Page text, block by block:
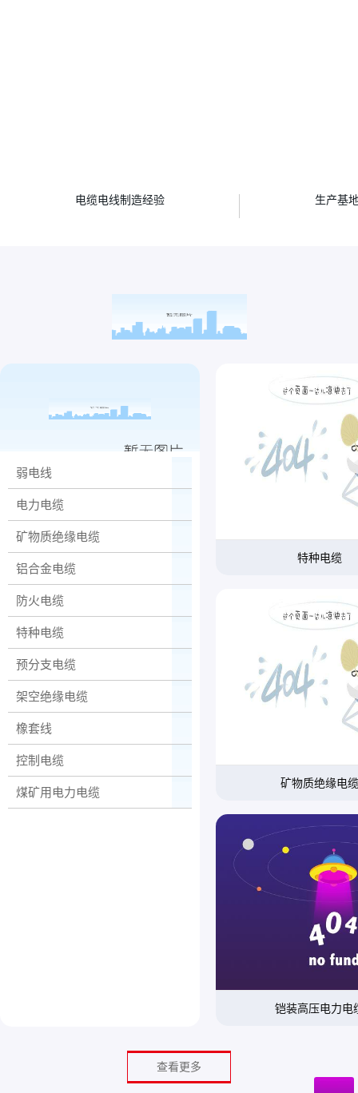
电缆电线制造经验 生产基
弱电线
电力电缆
矿物质绝缘电缆
铝合金电缆
防火电缆
特种电缆
预分支电缆
架空绝缘电缆
橡套线
控制电缆
煤矿用电力电缆
特种电缆
矿物质绝缘电缆
铠装高压电力电
查看更多